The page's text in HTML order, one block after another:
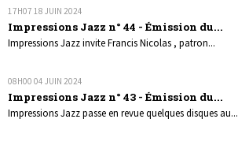
17H07 18 JUIN 2024
Impressions Jazz n° 44 - Émission du...
Impressions Jazz invite Francis Nicolas , patron...
08H00 04 JUIN 2024
Impressions Jazz n° 43 - Émission du...
Impressions Jazz passe en revue quelques disques au...